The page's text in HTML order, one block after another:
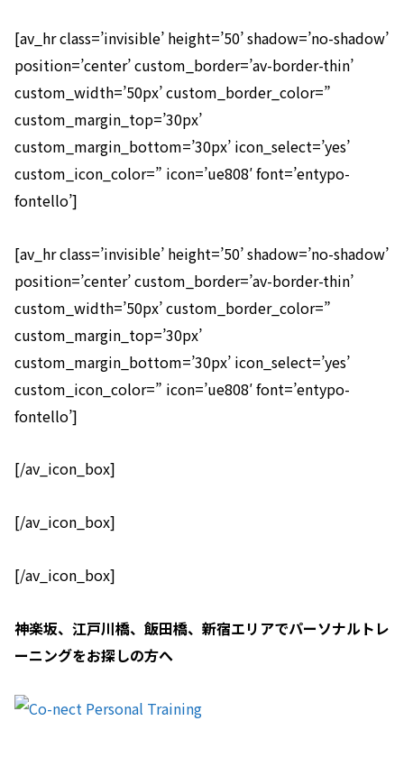
[av_hr class=’invisible’ height=’50’ shadow=’no-shadow’
position=’center’ custom_border=’av-border-thin’
custom_width=’50px’ custom_border_color=”
custom_margin_top=’30px’
custom_margin_bottom=’30px’ icon_select=’yes’
custom_icon_color=” icon=’ue808′ font=’entypo-
fontello’]
[av_hr class=’invisible’ height=’50’ shadow=’no-shadow’
position=’center’ custom_border=’av-border-thin’
custom_width=’50px’ custom_border_color=”
custom_margin_top=’30px’
custom_margin_bottom=’30px’ icon_select=’yes’
custom_icon_color=” icon=’ue808′ font=’entypo-
fontello’]
[/av_icon_box]
[/av_icon_box]
[/av_icon_box]
神楽坂、江戸川橋、飯田橋、新宿エリアでパーソナルトレ
ーニングをお探しの方へ